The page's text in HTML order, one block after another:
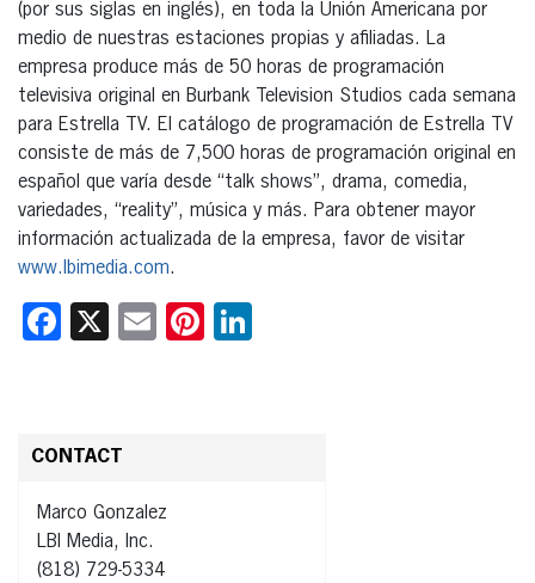
(por sus siglas en inglés), en toda la Unión Americana por
medio de nuestras estaciones propias y afiliadas. La
empresa produce más de 50 horas de programación
televisiva original en Burbank Television Studios cada semana
para Estrella TV. El catálogo de programación de Estrella TV
consiste de más de 7,500 horas de programación original en
español que varía desde “talk shows”, drama, comedia,
variedades, “reality”, música y más. Para obtener mayor
información actualizada de la empresa, favor de visitar
www.lbimedia.com.
Facebook
X EmailPinterest
CONTACT
Marco Gonzalez
LBI Media, Inc.
(818) 729-5334